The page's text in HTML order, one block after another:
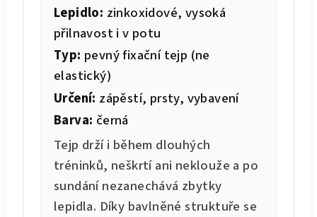
Lepidlo: zinkoxidové, vysoká
přilnavost i v potu
Typ: pevný fixační tejp (ne
elastický)
Určení: zápěstí, prsty, vybavení
Barva: černá
Tejp drží i během dlouhých
tréninků, neškrtí ani neklouže a po
sundání nezanechává zbytky
lepidla. Díky bavlněné struktuře se